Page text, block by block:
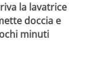
la lavatrice
doccia e
minuti